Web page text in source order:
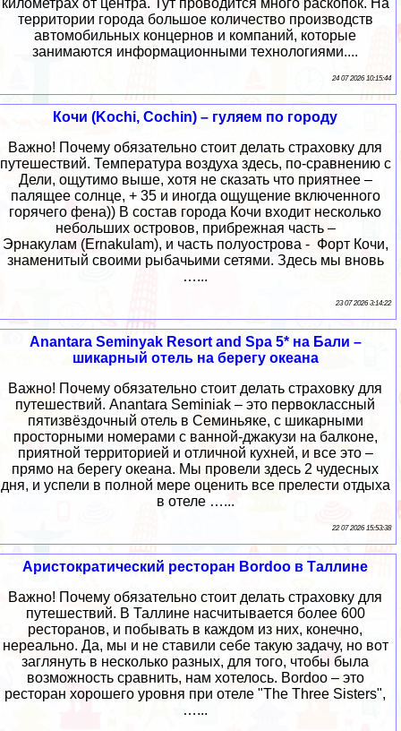
километрах от центра. Тут проводится много раскопок. На
территории города большое количество производств
автомобильных концернов и компаний, которые
занимаются информационными технологиями....
24 07 2026 10:15:44
Кочи (Kochi, Cochin) – гуляем по городу
Важно! Почему обязательно стоит делать страховку для
путешествий. Температура воздуха здесь, по-сравнению с
Дели, ощутимо выше, хотя не сказать что приятнее –
палящее солнце, + 35 и иногда ощущение включенного
горячего фена)) В состав города Кочи входит несколько
небольших островов, прибрежная часть –
Эрнакулам (Ernakulam), и часть полуострова - Форт Кочи,
знаменитый своими рыбачьими сетями. Здесь мы вновь
…...
23 07 2026 3:14:22
Anantara Seminyak Resort and Spa 5* на Бали –
шикарный отель на берегу океана
Важно! Почему обязательно стоит делать страховку для
путешествий. Anantara Seminiak – это первоклассный
пятизвёздочный отель в Семиньяке, с шикарными
просторными номерами с ванной-джакузи на балконе,
приятной территорией и отличной кухней, и все это –
прямо на берегу океана. Мы провели здесь 2 чудесных
дня, и успели в полной мере оценить все прелести отдыха
в отеле …...
22 07 2026 15:53:38
Аристократический ресторан Bordoo в Таллине
Важно! Почему обязательно стоит делать страховку для
путешествий. В Таллине насчитывается более 600
ресторанов, и побывать в каждом из них, конечно,
нереально. Да, мы и не ставили себе такую задачу, но вот
заглянуть в несколько разных, для того, чтобы была
возможность сравнить, нам хотелось. Bordoo – это
ресторан хорошего уровня при отеле "The Three Sisters",
…...